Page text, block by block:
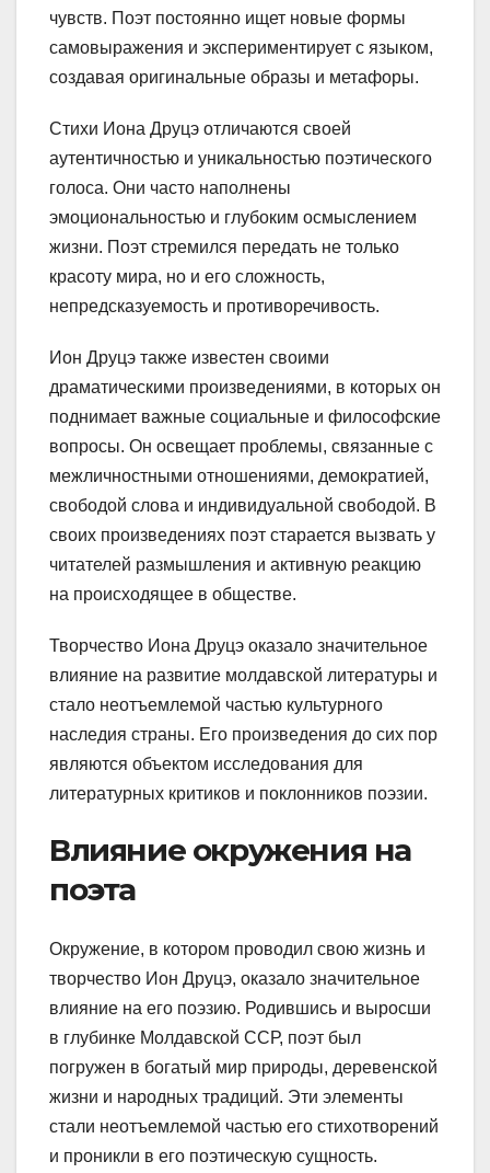
чувств. Поэт постоянно ищет новые формы
самовыражения и экспериментирует с языком,
создавая оригинальные образы и метафоры.
Стихи Иона Друцэ отличаются своей
аутентичностью и уникальностью поэтического
голоса. Они часто наполнены
эмоциональностью и глубоким осмыслением
жизни. Поэт стремился передать не только
красоту мира, но и его сложность,
непредсказуемость и противоречивость.
Ион Друцэ также известен своими
драматическими произведениями, в которых он
поднимает важные социальные и философские
вопросы. Он освещает проблемы, связанные с
межличностными отношениями, демократией,
свободой слова и индивидуальной свободой. В
своих произведениях поэт старается вызвать у
читателей размышления и активную реакцию
на происходящее в обществе.
Творчество Иона Друцэ оказало значительное
влияние на развитие молдавской литературы и
стало неотъемлемой частью культурного
наследия страны. Его произведения до сих пор
являются объектом исследования для
литературных критиков и поклонников поэзии.
Влияние окружения на
поэта
Окружение, в котором проводил свою жизнь и
творчество Ион Друцэ, оказало значительное
влияние на его поэзию. Родившись и выросши
в глубинке Молдавской ССР, поэт был
погружен в богатый мир природы, деревенской
жизни и народных традиций. Эти элементы
стали неотъемлемой частью его стихотворений
и проникли в его поэтическую сущность.